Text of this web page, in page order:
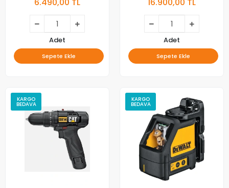
Adet
Sepete Ekle
Adet
Sepete Ekle
KARGO
BEDAVA
KARGO
BEDAVA